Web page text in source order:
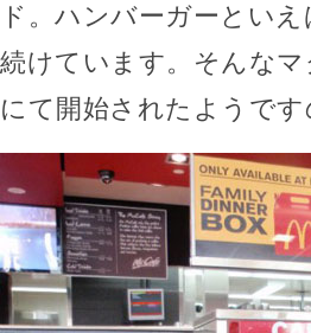
ド。ハンバーガーとい
続けています。そんな
にて開始されたようで